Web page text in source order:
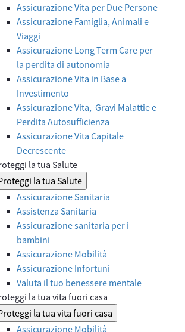
Assicurazione Vita per Due Persone
Assicurazione Famiglia, Animali e
Viaggi
Assicurazione Long Term Care per
la perdita di autonomia
Assicurazione Vita in Base a
Investimento
Assicurazione Vita, Gravi Malattie e
Perdita Autosufficienza
Assicurazione Vita Capitale
Decrescente
la tua Salute
la tua Salute
Assicurazione Sanitaria
Assistenza Sanitaria
Assicurazione sanitaria per i
bambini
Assicurazione Mobilità
Assicurazione Infortuni
Valuta il tuo benessere mentale
la tua vita fuori casa
la tua vita fuori casa
Assicurazione Mobilità